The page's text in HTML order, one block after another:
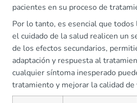
pacientes en su proceso de
Por lo tanto, es esencial que
el cuidado de la salud realicen un
de los efectos secundarios,
adaptación y respuesta al
cualquier síntoma inesperado
tratamiento y mejorar la calidad de